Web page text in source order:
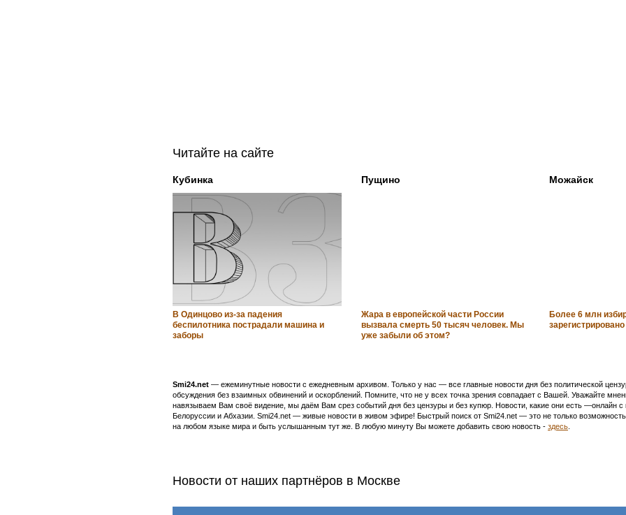
Читайте на сайте
Кубинка
В Одинцово из-за падения
беспилотника пострадали машина и
заборы
Пущино
Жара в европейской части России
вызвала смерть 50 тысяч человек. Мы
уже забыли об этом?
Можайск
Более 6 млн
Smi24.net — ежеминутные новости с ежедневным архивом. Только у нас — все главные новости дня без политической
обсуждения без взаимных обвинений и оскорблений. Помните, что не у всех точка зрения совпадает с Вашей. Уважайте
навязываем Вам своё видение, мы даём Вам срез событий дня без цензуры и без купюр. Новости, какие они есть —онлайн
Белоруссии и Абхазии. Smi24.net — живые новости в живом эфире! Быстрый поиск от Smi24.net — это не только
на любом языке мира и быть услышанным тут же. В любую минуту Вы можете добавить свою новость - здесь
Новости от наших партнёров в Москве